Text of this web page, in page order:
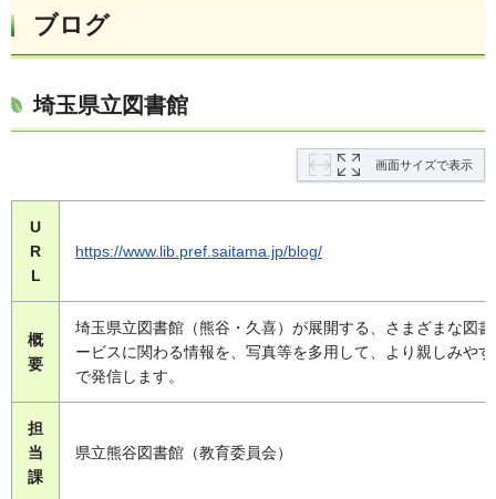
ブログ
埼玉県立図書館
画面サイズで表示
U
R
L
https://www.lib.pref.saitama.jp/blog/
概
要
埼玉県立図書館（熊谷・久喜）が展開する、さまざまな図
ービスに関わる情報を、写真等を多用して、より親しみや
で発信します。
担
当
課
県立熊谷図書館（教育委員会）